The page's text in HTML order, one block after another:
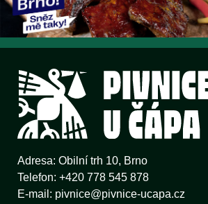
Adresa: Obilní trh 10, Brno
Telefon: +420 778 545 878
E-mail: pivnice@pivnice-ucapa.cz